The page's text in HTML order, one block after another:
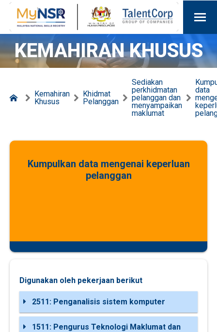
KEMAHIRAN KHUSUS
Kemahiran
Khusus
Khidmat
Pelanggan
Sediakan
perkhidmatan
pelanggan dan
menyampaikan
maklumat
data
Kumpulkan data mengenai keperluan
pelanggan
Digunakan oleh pekerjaan berikut
2511: Penganalisis sistem komputer
1511: Pengurus Teknologi Maklumat dan